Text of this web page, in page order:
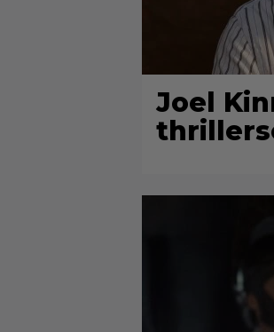
Joel